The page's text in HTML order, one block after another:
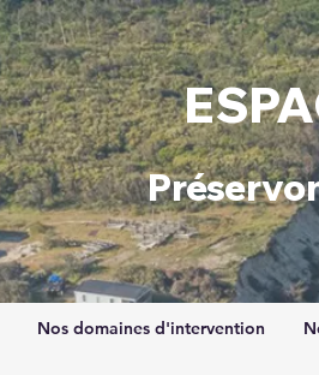
Nos domaines d'intervention